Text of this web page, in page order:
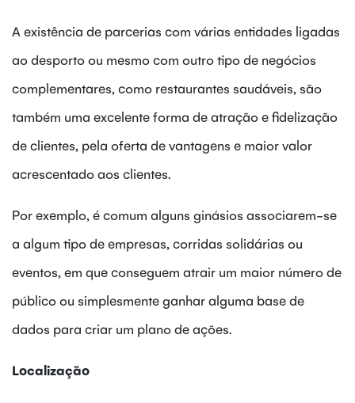
A existência de parcerias com várias entidades ligadas
ao desporto ou mesmo com outro tipo de negócios
complementares, como restaurantes saudáveis, são
também uma excelente forma de atração e fidelização
de clientes, pela oferta de vantagens e maior valor
acrescentado aos clientes.
Por exemplo, é comum alguns ginásios associarem-se
a algum tipo de empresas, corridas solidárias ou
eventos, em que conseguem atrair um maior número de
público ou simplesmente ganhar alguma base de
dados para criar um plano de ações.
Localização